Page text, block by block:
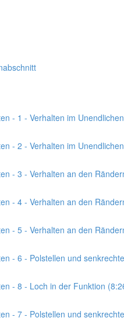
- 1 - Verhalten im
- 2 - Verhalten im
- 3 - Verhalten an den
- 4 - Verhalten an den
- 5 - Verhalten an den
- 6 - Polstellen und
- 8 - Loch in der Funktion
- 7 - Polstellen und